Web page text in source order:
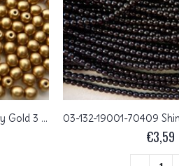
03-R-00030-01710 Crystal Silky Gold 3 mm. 150 Pc.
€3,59